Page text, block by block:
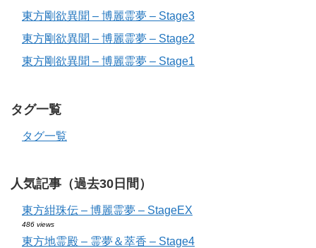
東方剛欲異聞 – 博麗霊夢 – Stage3
東方剛欲異聞 – 博麗霊夢 – Stage2
東方剛欲異聞 – 博麗霊夢 – Stage1
タグ一覧
タグ一覧
人気記事（過去30日間）
東方紺珠伝 – 博麗霊夢 – StageEX
486 views
東方地霊殿 – 霊夢＆萃香 – Stage4